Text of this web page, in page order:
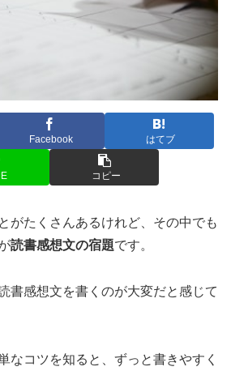
Facebook はてブ
コピー
がたくさんあるけれど、その中でも
読書感想文の宿題です。
書感想文を書くのが大変だと感じて
なコツを知ると、ずっと書きやすく